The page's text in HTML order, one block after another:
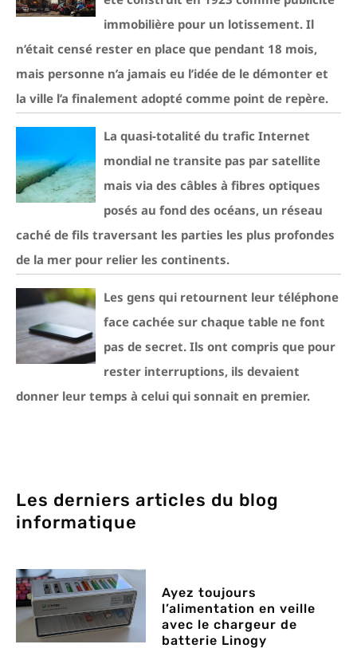
immobilière pour un lotissement. Il
n’était censé rester en place que pendant 18 mois,
mais personne n’a jamais eu l’idée de le démonter et
la ville l’a finalement adopté comme point de repère.
La quasi-totalité du trafic Internet
mondial ne transite pas par satellite
mais via des câbles à fibres optiques
posés au fond des océans, un réseau
caché de fils traversant les parties les plus profondes
de la mer pour relier les continents.
Les gens qui retournent leur téléphone
face cachée sur chaque table ne font
pas de secret. Ils ont compris que pour
rester interruptions, ils devaient
donner leur temps à celui qui sonnait en premier.
Les derniers articles du blog
informatique
Ayez toujours
l’alimentation en veille
avec le chargeur de
batterie Linogy